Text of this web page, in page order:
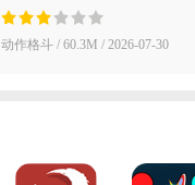
动作格斗 / 60.3M / 2026-07-30